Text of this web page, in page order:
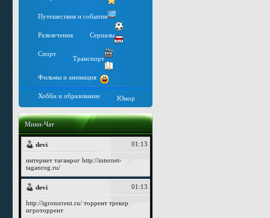
Путешествия и события
Развлечения Сериалы
Спорт
Транспорт
Фильмы и анимация
Хобби и образование Юмор
Мини-Чат